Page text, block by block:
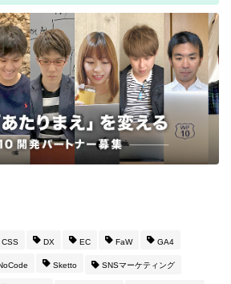
CSS DX EC FaW GA4
Sketto SNSマーケティング